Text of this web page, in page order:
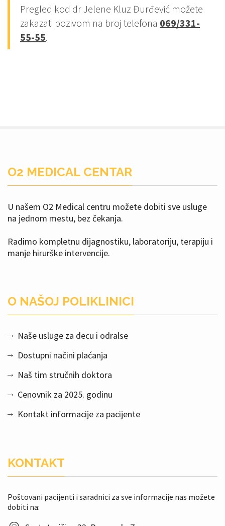
Pregled kod dr Jelene Kluz Đurđević možete
zakazati pozivom na broj telefona 069/331-
55-55.
O2 MEDICAL CENTAR
U našem O2 Medical centru možete dobiti sve usluge
na jednom mestu, bez čekanja.
Radimo kompletnu dijagnostiku, laboratoriju, terapiju i
manje hirurške intervencije.
O NAŠOJ POLIKLINICI
Naše usluge za decu i odralse
Dostupni načini plaćanja
Naš tim stručnih doktora
Cenovnik za 2025. godinu
Kontakt informacije za pacijente
KONTAKT
Poštovani pacijenti i saradnici za sve informacije nas možete
dobiti na: